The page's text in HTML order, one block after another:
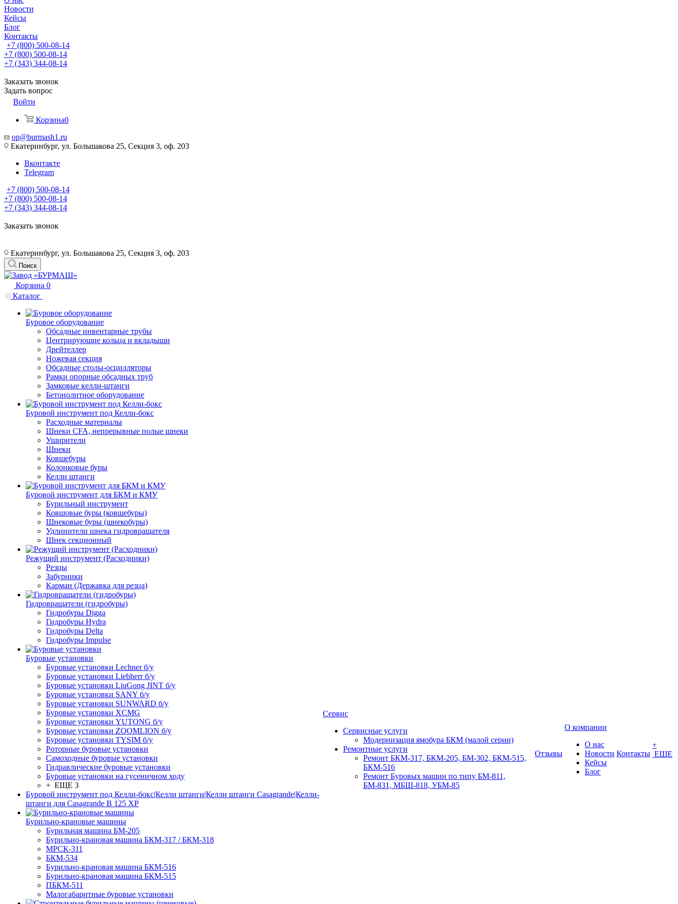
Новости
Кейсы
Блог
Контакты
+7 (800) 500-08-14
+7 (800) 500-08-14
+7 (343) 344-08-14
Заказать звонок
Задать вопрос
Войти
Корзина0
op@burmash1.ru
Екатеринбург, ул. Большакова 25, Секция 3, оф. 203
Вконтакте
Telegram
+7 (800) 500-08-14
+7 (800) 500-08-14
+7 (343) 344-08-14
Заказать звонок
Екатеринбург, ул. Большакова 25, Секция 3, оф. 203
Поиск
Корзина 0
Каталог
Буровое оборудование
Обсадные инвентарные трубы
Центрирующие кольца и вкладыши
Дрейтеллер
Ножевая секция
Обсадные столы-осцилляторы
Рамки опорные обсадных труб
Замковые келли-штанги
Бетонолитное оборудование
Буровой инструмент под Келли-бокс
Расходные материалы
Шнеки CFA, непрерывные полые шнеки
Уширители
Шнеки
Ковшебуры
Колонковые буры
Келли штанги
Буровой инструмент для БКМ и КМУ
Бурильный инструмент
Ковшовые буры (ковшебуры)
Шнековые буры (шнекобуры)
Удлинители шнека гидровращателя
Шнек секционный
Режущий инструмент (Расходники)
Резцы
Забурники
Карман (Державка для резца)
Гидровращатели (гидробуры)
Гидробуры Digga
Гидробуры Hydra
Гидробуры Delta
Гидробуры Impulse
Буровые установки
Буровые установки Lechner б/у
Буровые установки Liebherr б/у
Буровые установки LiuGong JINT б/у
Буровые установки SANY б/у
Буровые установки SUNWARD б/у
Буровые установки XCMG
Буровые установки YUTONG б/у
Буровые установки ZOOMLION б/у
Буровые установки TYSIM б/у
Роторные буровые установки
Самоходные буровые установки
Гидравлические буровые установки
Буровые установки на гусеничном ходу
+ ЕЩЕ 3
Буровой инструмент под Келли-бокс|Келли штанги|Келли штанги Casagrande|Келли-
штанги для Casagrande B 125 XP
Бурильно-крановые машины
Бурильная машина БМ-205
Бурильно-крановая машина БКМ-317 / БКМ-318
МРСК-311
БКМ-534
Бурильно-крановая машина БКМ-516
Бурильно-крановая машина БКМ-515
ПБКМ-511
Малогабаритные буровые установки
Сервис
Сервисные услуги
Модернизация ямобура БКМ (малой серии)
Ремонтные услуги
Ремонт БКМ-317, БКМ-205, БМ-302, БКМ-515,
БКМ-516
Ремонт Буровых машин по типу БМ-811,
БМ-831, МБШ-818, УБМ-85
Отзывы
О компании
О нас
Новости
Кейсы
Блог
Контакты
+
ЕЩЕ